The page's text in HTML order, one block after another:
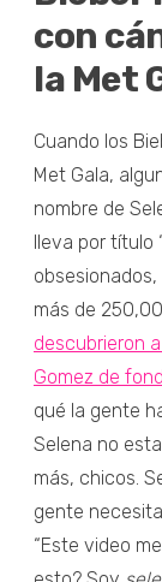
con
la Met
Cuando los
Met Gala,
nombre de
lleva por título
obsesionados,
más de
descubrieron
Gomez de
qué la gente
Selena no
más, chicos.
gente
“Este video